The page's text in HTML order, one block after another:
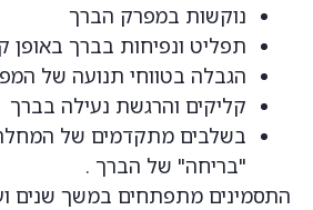
נוקשות במפרק הברך
תפליט ונפיחות בברך באופן
הגבלה בטווחי תנועה של
קליקים והרגשת נעילה בברך
בשלבים מתקדמים של המחלה
"בריחה" של הברך .
התסמינים מתפתחים במשך שנים